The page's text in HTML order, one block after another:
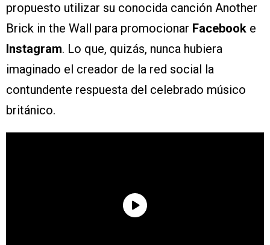
propuesto utilizar su conocida canción Another
Brick in the Wall para promocionar Facebook e
Instagram. Lo que, quizás, nunca hubiera
imaginado el creador de la red social la
contundente respuesta del celebrado músico
británico.